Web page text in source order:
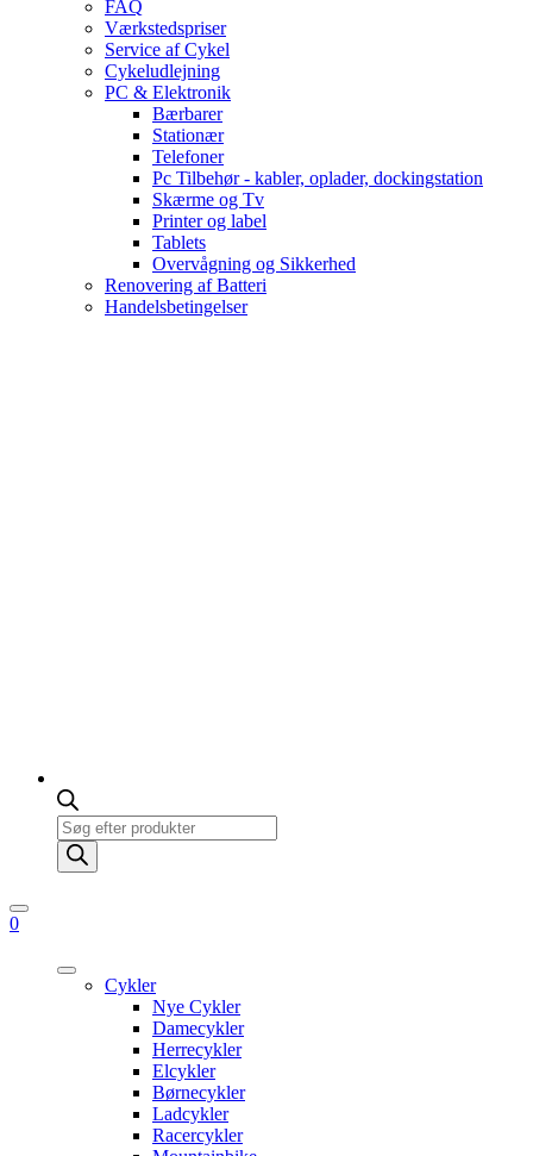
FAQ
Værkstedspriser
Service af Cykel
Cykeludlejning
PC & Elektronik
Bærbarer
Stationær
Telefoner
Pc Tilbehør - kabler, oplader, dockingstation
Skærme og Tv
Printer og label
Tablets
Overvågning og Sikkerhed
Renovering af Batteri
Handelsbetingelser
Products
search
0
Cykler
Nye Cykler
Damecykler
Herrecykler
Elcykler
Børnecykler
Ladcykler
Racercykler